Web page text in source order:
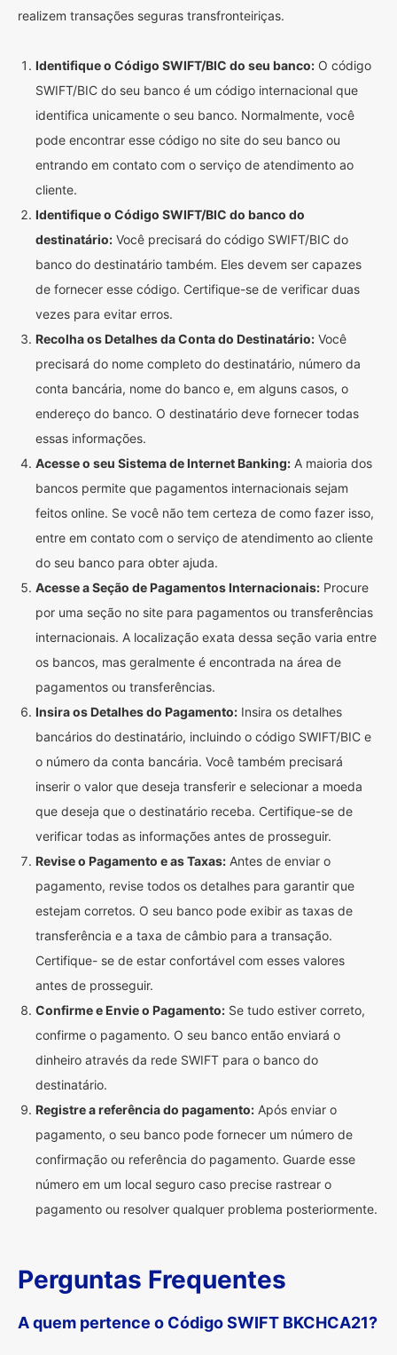
realizem transações seguras transfronteiriças.
Identifique o Código SWIFT/BIC do seu banco: O código
SWIFT/BIC do seu banco é um código internacional que
identifica unicamente o seu banco. Normalmente, você
pode encontrar esse código no site do seu banco ou
entrando em contato com o serviço de atendimento ao
cliente.
Identifique o Código SWIFT/BIC do banco do
destinatário: Você precisará do código SWIFT/BIC do
banco do destinatário também. Eles devem ser capazes
de fornecer esse código. Certifique-se de verificar duas
vezes para evitar erros.
Recolha os Detalhes da Conta do Destinatário: Você
precisará do nome completo do destinatário, número da
conta bancária, nome do banco e, em alguns casos, o
endereço do banco. O destinatário deve fornecer todas
essas informações.
Acesse o seu Sistema de Internet Banking: A maioria dos
bancos permite que pagamentos internacionais sejam
feitos online. Se você não tem certeza de como fazer isso,
entre em contato com o serviço de atendimento ao cliente
do seu banco para obter ajuda.
Acesse a Seção de Pagamentos Internacionais: Procure
por uma seção no site para pagamentos ou transferências
internacionais. A localização exata dessa seção varia entre
os bancos, mas geralmente é encontrada na área de
pagamentos ou transferências.
Insira os Detalhes do Pagamento: Insira os detalhes
bancários do destinatário, incluindo o código SWIFT/BIC e
o número da conta bancária. Você também precisará
inserir o valor que deseja transferir e selecionar a moeda
que deseja que o destinatário receba. Certifique-se de
verificar todas as informações antes de prosseguir.
Revise o Pagamento e as Taxas: Antes de enviar o
pagamento, revise todos os detalhes para garantir que
estejam corretos. O seu banco pode exibir as taxas de
transferência e a taxa de câmbio para a transação.
Certifique- se de estar confortável com esses valores
antes de prosseguir.
Confirme e Envie o Pagamento: Se tudo estiver correto,
confirme o pagamento. O seu banco então enviará o
dinheiro através da rede SWIFT para o banco do
destinatário.
Registre a referência do pagamento: Após enviar o
pagamento, o seu banco pode fornecer um número de
confirmação ou referência do pagamento. Guarde esse
número em um local seguro caso precise rastrear o
pagamento ou resolver qualquer problema posteriormente.
Perguntas Frequentes
A quem pertence o Código SWIFT BKCHCA21?